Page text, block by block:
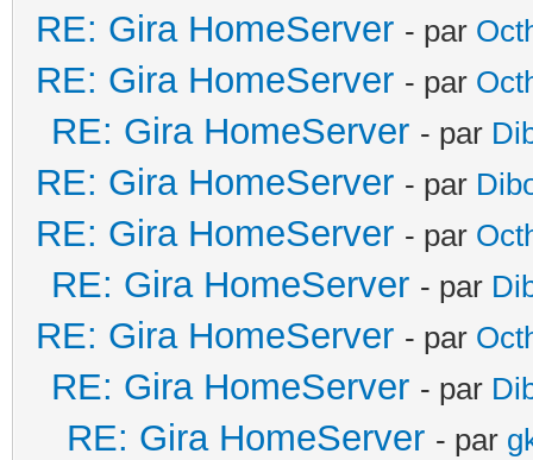
RE: Gira HomeServer - par
RE: Gira HomeServer - par
RE: Gira HomeServer - par
RE: Gira HomeServer - par
RE: Gira HomeServer - par
RE: Gira HomeServer - par
RE: Gira HomeServer - par
RE: Gira HomeServer - par
RE: Gira HomeServer - par